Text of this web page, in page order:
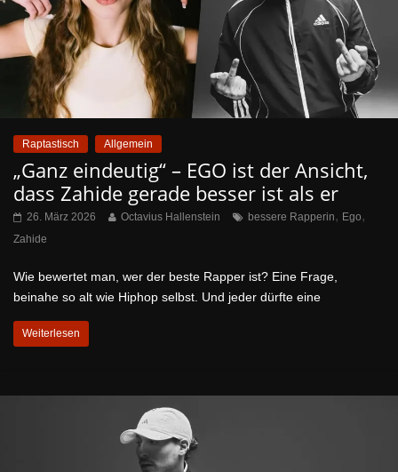
Raptastisch Allgemein
„Ganz eindeutig“ – EGO ist der Ansicht,
dass Zahide gerade besser ist als er
26. März 2026 Octavius Hallenstein bessere Rapperin, Ego,
Zahide
Wie bewertet man, wer der beste Rapper ist? Eine Frage,
beinahe so alt wie Hiphop selbst. Und jeder dürfte eine
Weiterlesen